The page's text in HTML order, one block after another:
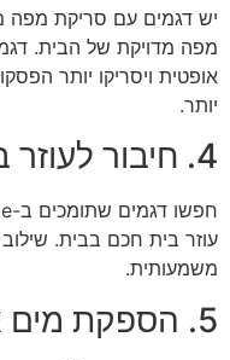
מפה מדויקת של הבית.
יותר.
4. חיבור לעוזר בית חכם
עוזר בית חכם בבית.
משמעותית.
5. הספקת מים אוטומטית